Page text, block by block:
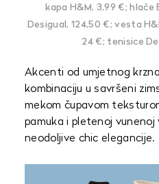
kapa H&M, 3,99 €; hlače
Desigual, 124,50 €; vesta
24 €; tenisice
Akcenti od umjetnog
kombinaciju u savršeni
mekom čupavom
pamuka i pletenoj
neodoljive chic elegancije.